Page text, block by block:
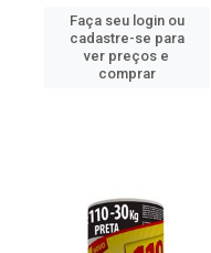
Faça seu login ou
cadastre-se para
ver preços e
comprar